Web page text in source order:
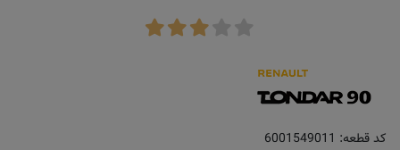
کد قطعه: 6001549011